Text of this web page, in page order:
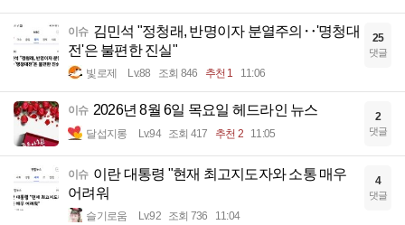
이슈 김민석 "정청래, 반명이자 분열주의‥'명청대
전'은 불편한 진실"
빛로제 Lv.88 조회 846 추천 1 11:06
25
댓글
이슈 2026년 8월 6일 목요일 헤드라인 뉴스
달섭지롱 Lv.94 조회 417 추천 2 11:05
2
댓글
이슈 이란 대통령 "현재 최고지도자와 소통 매우
어려워
슬기로움 Lv.92 조회 736 11:04
4
댓글